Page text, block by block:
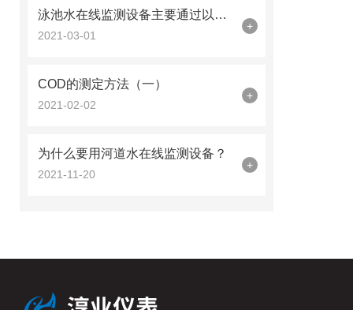
泳池水在线监测设备主要通过以下几项指标进行检测
2021-03-01
+
COD的测定方法（一）
2021-02-02
+
为什么要用河道水在线监测设备？
2021-11-20
+